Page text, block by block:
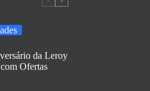
da Leroy
Ofertas